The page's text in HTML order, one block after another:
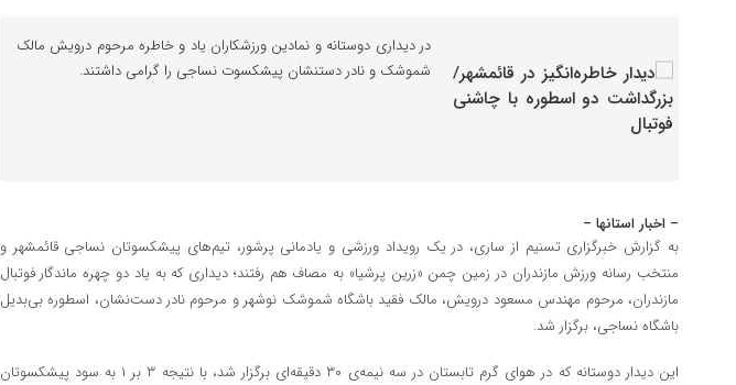
در دیداری دوستانه و نمادین ورزشکاران یاد و خاطره مرحوم درویش مالک
شموشک و نادر دستنشان پیشکسوت نساجی را گرامی داشتند.
– اخبار استانها –
به گزارش خبرگزاری تسنیم از ساری، در یک رویداد ورزشی و یادمانی پرشور، تیم‌های پیشکسوتان نساجی قائمشهر و
منتخب رسانه ورزش مازندران در زمین چمن «زرین پرشیا» به مصاف هم رفتند؛ دیداری که به یاد دو چهره ماندگار فوتبال
مازندران، مرحوم مهندس مسعود درویش، مالک فقید باشگاه شموشک نوشهر و مرحوم نادر دست‌نشان، اسطوره بی‌بدیل
باشگاه نساجی، برگزار شد.
این دیدار دوستانه که در هوای گرم تابستان در سه نیمه‌ی ۳۰ دقیقه‌ای برگزار شد، با نتیجه ۳ بر ۱ به سود پیشکسوتان